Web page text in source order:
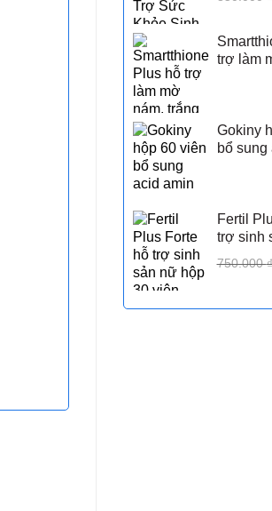
Phụ Nữ
trợ làm
Gokiny
bổ sung
Fertil
trợ sinh
750.000₫